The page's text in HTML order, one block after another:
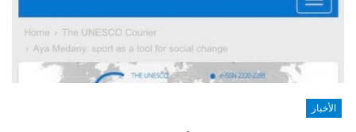
الأخبار